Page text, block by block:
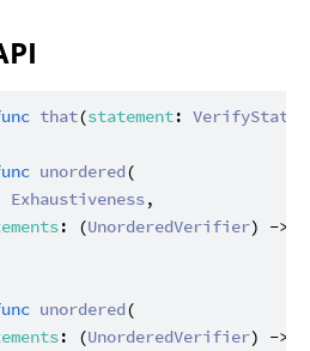
that(statement:
unordered(
Exhaustiveness,
: (UnorderedVerifier) ->
unordered(
: (UnorderedVerifier) ->